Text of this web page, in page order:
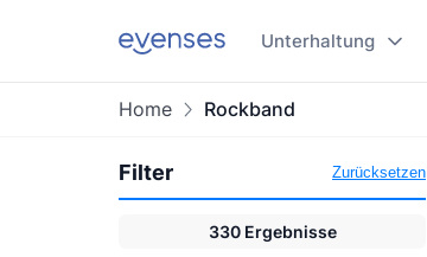
Unterhaltung
Home Rockband
Filter Zurücksetzen
330 Ergebnisse